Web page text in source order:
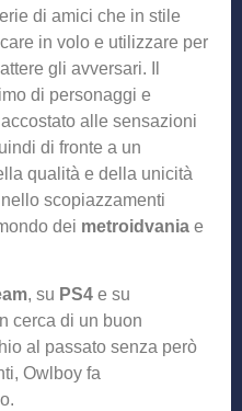
di amici che in stile
in volo e utilizzare per
gli avversari. Il
di personaggi e
alle sensazioni
di fronte a un
qualità e della unicità
scopiazzamenti
dei metroidvania e
, su PS4 e su
cerca di un buon
al passato senza però
Owlboy fa